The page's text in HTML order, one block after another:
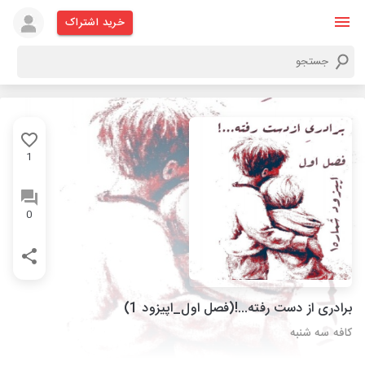
خرید اشتراک
1
0
برادری از دست رفته...!(فصل اول_اپیزود 1)
کافه سه شنبه